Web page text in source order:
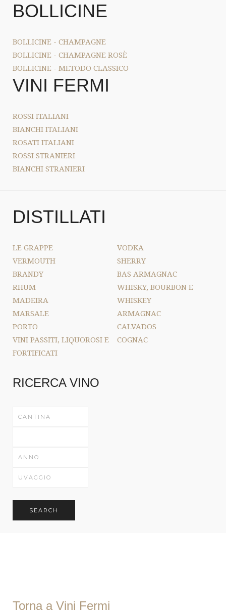
BOLLICINE
BOLLICINE - CHAMPAGNE
BOLLICINE - CHAMPAGNE ROSÈ
BOLLICINE - METODO CLASSICO
VINI FERMI
ROSSI ITALIANI
BIANCHI ITALIANI
ROSATI ITALIANI
ROSSI STRANIERI
BIANCHI STRANIERI
DISTILLATI
LE GRAPPE
VERMOUTH
BRANDY
RHUM
MADEIRA
MARSALE
PORTO
VINI PASSITI, LIQUOROSI E
FORTIFICATI
VODKA
SHERRY
BAS ARMAGNAC
WHISKY, BOURBON E
WHISKEY
ARMAGNAC
CALVADOS
COGNAC
RICERCA VINO
SEARCH
Torna a Vini Fermi